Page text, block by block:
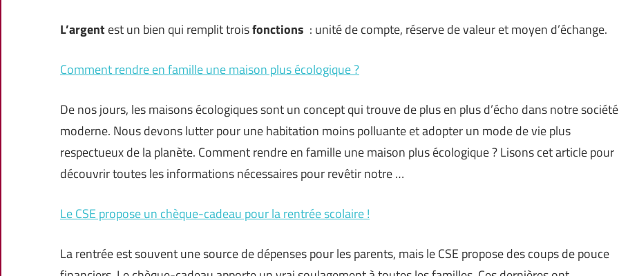
L’argent est un bien qui remplit troisfonctions : unité de compte, réserve de valeur et moyen d’échange.
Comment rendre en famille une maison plus écologique ?
De nos jours, les maisons écologiques sont un concept qui trouve de plus en plus d’écho dans notre société
moderne. Nous devons lutter pour une habitation moins polluante et adopter un mode de vie plus
respectueux de la planète. Comment rendre en famille une maison plus écologique ? Lisons cet article pour
découvrir toutes les informations nécessaires pour revêtir notre …
Le CSE propose un chèque-cadeau pour la rentrée scolaire !
La rentrée est souvent une source de dépenses pour les parents, mais le CSE propose des coups de pouce